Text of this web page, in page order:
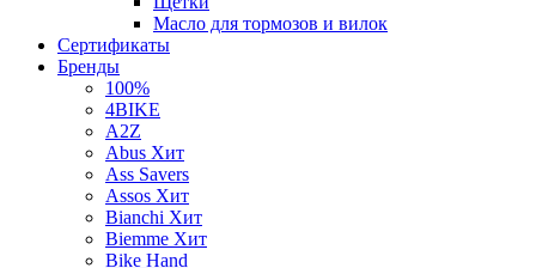
Масло для тормозов и вилок
Сертификаты
Бренды
100%
4BIKE
A2Z
Abus Хит
Ass Savers
Assos Хит
Bianchi Хит
Biemme Хит
Bike Hand